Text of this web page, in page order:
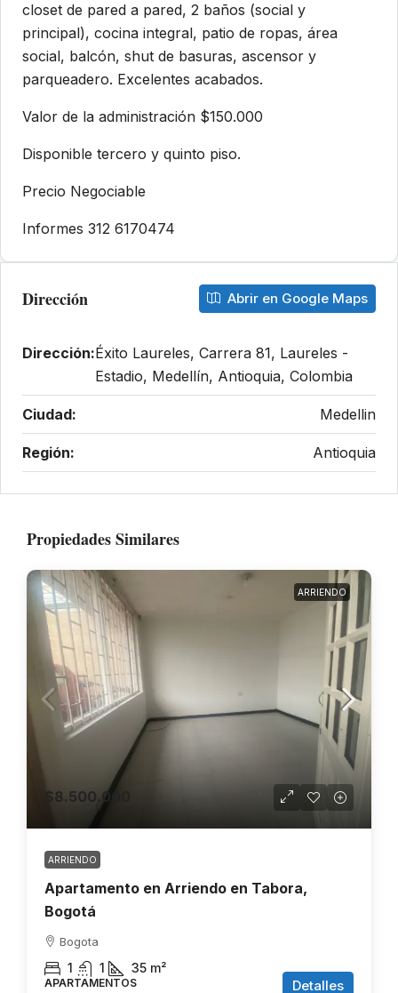
closet de pared a pared, 2 baños (social y
principal), cocina integral, patio de ropas, área
social, balcón, shut de basuras, ascensor y
parqueadero. Excelentes acabados.
Valor de la administración $150.000
Disponible tercero y quinto piso.
Precio Negociable
Informes 312 6170474
Dirección Abrir en Google Maps
Dirección:Éxito Laureles, Carrera 81, Laureles -
Estadio, Medellín, Antioquia, Colombia
Ciudad: Medellin
Región: Antioquia
Propiedades Similares
ARRIENDO
$8.500.000
ARRIENDO
Apartamento en Arriendo en Tabora,
Bogotá
Bogota
1 1 35 m²
APARTAMENTOS Detalles